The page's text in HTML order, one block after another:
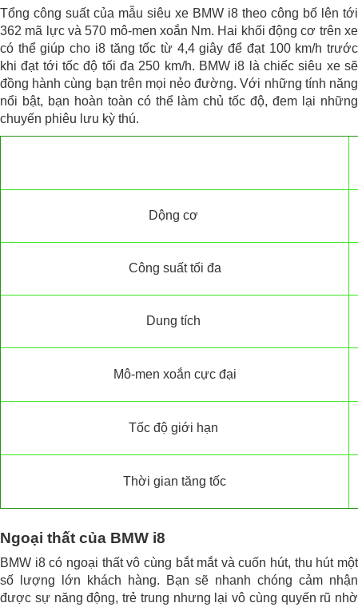
Tổng công suất của mẫu siêu xe BMW i8 theo công bố lên tới
362 mã lực và 570 mô-men xoắn Nm. Hai khối động cơ trên xe
có thể giúp cho i8 tăng tốc từ 4,4 giây để đạt 100 km/h trước
khi đạt tới tốc độ tối đa 250 km/h. BMW i8 là chiếc siêu xe sẽ
đồng hành cùng bạn trên mọi nẻo đường. Với những tính năng
nổi bật, bạn hoàn toàn có thể làm chủ tốc độ, đem lại những
chuyến phiêu lưu kỳ thú.
Dộng cơ
Công suất tối đa
Dung tích
Mô-men xoắn cực đại
Tốc độ giới hạn
Thời gian tăng tốc
Ngoại thất của BMW i8
BMW i8 có ngoại thất vô cùng bắt mắt và cuốn hút, thu hút một
số lượng lớn khách hàng. Bạn sẽ nhanh chóng cảm nhận
được sự năng động, trẻ trung nhưng lại vô cùng quyến rũ nhờ